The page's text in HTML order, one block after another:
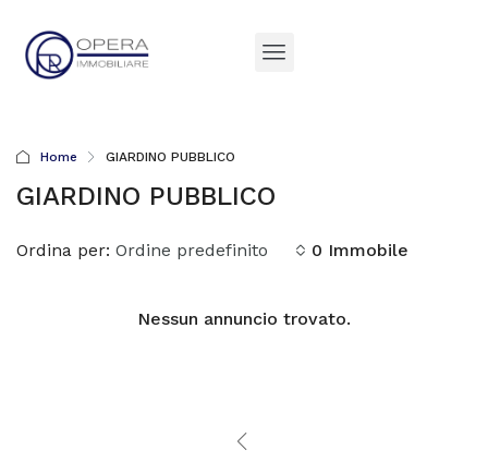
Home GIARDINO PUBBLICO
GIARDINO PUBBLICO
0 Immobile
Ordina per: Ordine predefinito
Nessun annuncio trovato.